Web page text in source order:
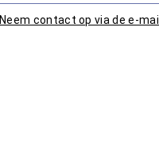
Neem contact op via de e-mail